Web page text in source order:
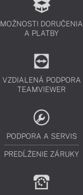
MOŽNOSTI DORUČENIA
A PLATBY
VZDIALENÁ PODPORA
TEAMVIEWER
PODPORA A SERVIS
PREDĹŽENIE ZÁRUKY